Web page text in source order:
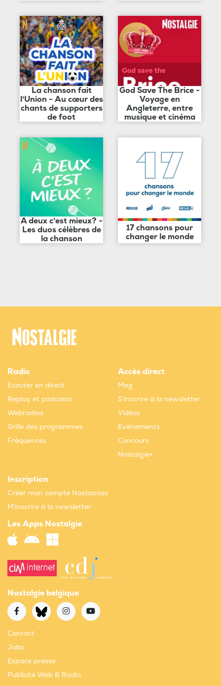
La chanson fait
l'Union - Au cœur des
chants de supporters
de foot
God Save The Brice -
Voyage en
Angleterre, entre
musique et cinéma
A deux c'est mieux? -
Les duos célèbres de
la chanson
17 chansons pour
changer le monde
Radio
Ecouter en direct
Replay et podcasts
Webradios
Grille des programmes
Fréquences
Accès direct
Mag
S'inscrire à la newsletter
Vidéos
Evènements
Concours
Nostalgie+
Inscription
Créer mon compte Nostapass
M'inscrire à la newsletter
Les Apps Nostalgie
Nostalgie belgique
Contact
Jobs
Espace presse
Publicité Web & Radio